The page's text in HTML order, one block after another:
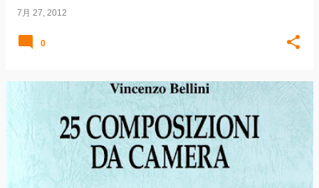
7月 27, 2012
0